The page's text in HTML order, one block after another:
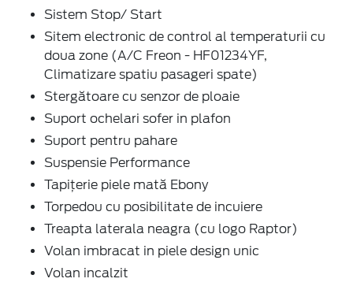
Sistem Stop/ Start
Sitem electronic de control al temperaturii cu
doua zone (A/C Freon - HF01234YF,
Climatizare spatiu pasageri spate)
Stergătoare cu senzor de ploaie
Suport ochelari sofer in plafon
Suport pentru pahare
Suspensie Performance
Tapițerie piele mată Ebony
Torpedou cu posibilitate de incuiere
Treapta laterala neagra (cu logo Raptor)
Volan imbracat in piele design unic
Volan incalzit